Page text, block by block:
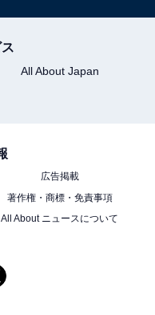
All About Japan
広告掲載
著作権・商標・免責事項
All About ニュースについて